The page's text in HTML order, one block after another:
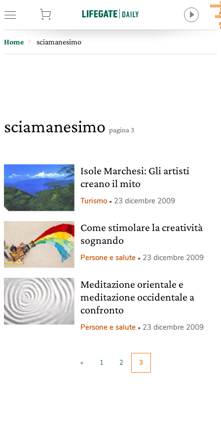
Home sciamanesimo
sciamanesimo pagina 3
Isole Marchesi: Gli artisti
creano il mito
Turismo 23 dicembre 2009
Come stimolare la creatività
sognando
Persone e salute 23 dicembre 2009
Meditazione orientale e
meditazione occidentale a
confronto
Persone e salute 23 dicembre 2009
« 1 2 3